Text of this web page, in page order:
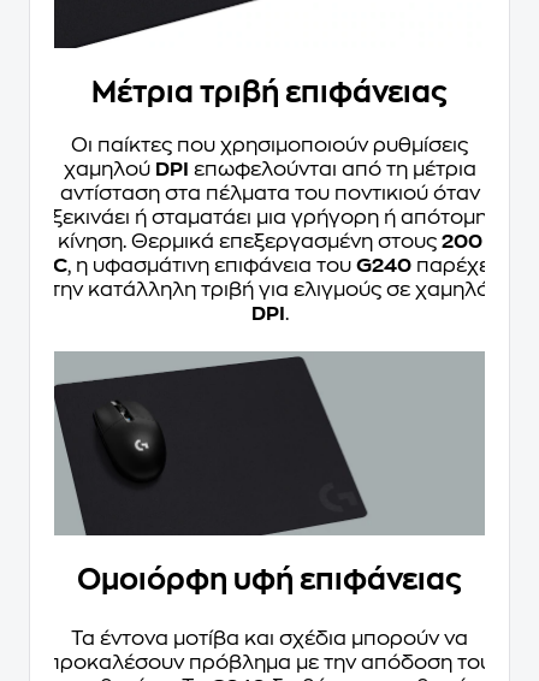
Μέτρια τριβή επιφάνειας
Οι παίκτες που χρησιμοποιούν ρυθμίσεις
χαμηλού DPI επωφελούνται από τη μέτρια
αντίσταση στα πέλματα του ποντικιού όταν
ξεκινάει ή σταματάει μια γρήγορη ή απότομη
κίνηση. Θερμικά επεξεργασμένη στους 200
°C, η υφασμάτινη επιφάνεια του G240 παρέχει
την κατάλληλη τριβή για ελιγμούς σε χαμηλό
DPI.
Ομοιόρφη υφή επιφάνειας
Τα έντονα μοτίβα και σχέδια μπορούν να
προκαλέσουν πρόβλημα με την απόδοση του